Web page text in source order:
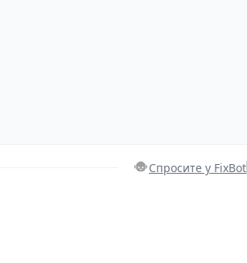
Спросите у FixBot